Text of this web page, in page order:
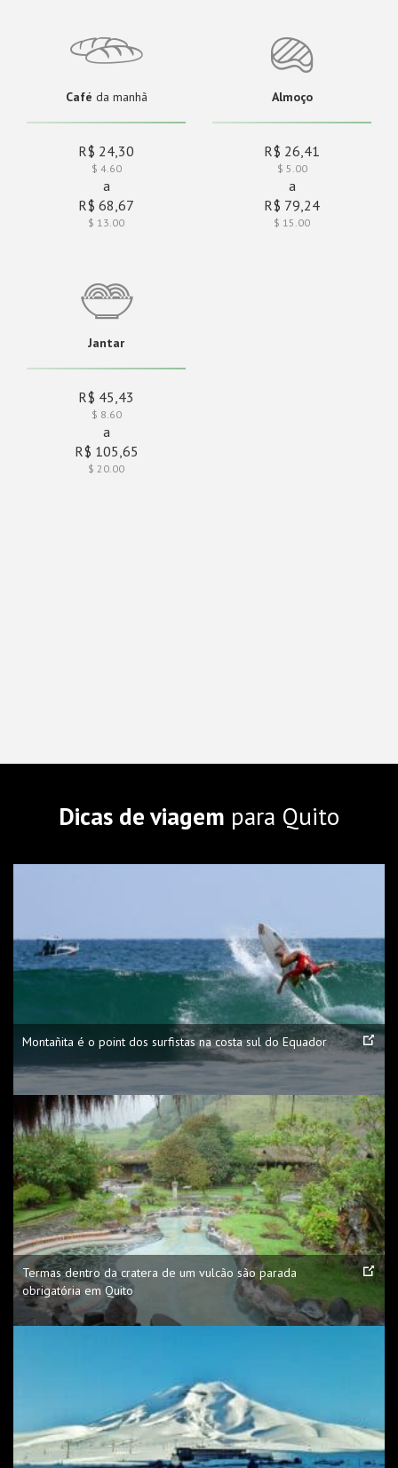
Café da manhã
R$ 24,30
$ 4.60
a
R$ 68,67
$ 13.00
Almoço
R$ 26,41
$ 5.00
a
R$ 79,24
$ 15.00
Jantar
R$ 45,43
$ 8.60
a
R$ 105,65
$ 20.00
Dicas de viagem para Quito
Montañita é o point dos surfistas na costa sul do Equador
Termas dentro da cratera de um vulcão são parada
obrigatória em Quito